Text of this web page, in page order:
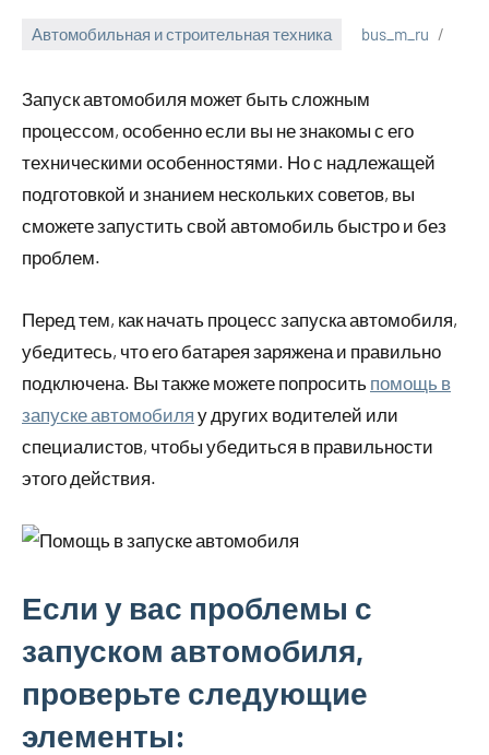
Автомобильная и строительная техника
2023
bus_m_ru
Запуск автомобиля может быть сложным
процессом, особенно если вы не знакомы с его
техническими особенностями. Но с надлежащей
подготовкой и знанием нескольких советов, вы
сможете запустить свой автомобиль быстро и без
проблем.
Перед тем, как начать процесс запуска автомобиля,
убедитесь, что его батарея заряжена и правильно
подключена. Вы также можете попросить помощь в
запуске автомобиля у других водителей или
специалистов, чтобы убедиться в правильности
этого действия.
Если у вас проблемы с
запуском автомобиля,
проверьте следующие
элементы: